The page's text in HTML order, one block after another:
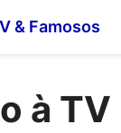
& Famosos
à TV